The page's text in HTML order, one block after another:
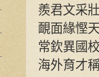
羨君文采
靦面緣慳
常欽異國
海外育才